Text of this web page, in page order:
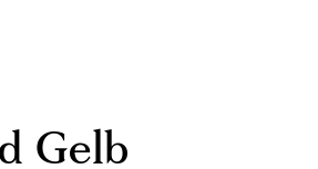
Gelb